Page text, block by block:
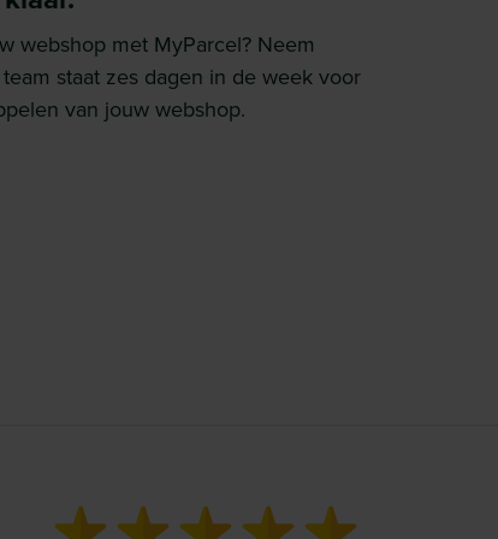
webshop met MyParcel? Neem
staat zes dagen in de week voor
van jouw webshop.